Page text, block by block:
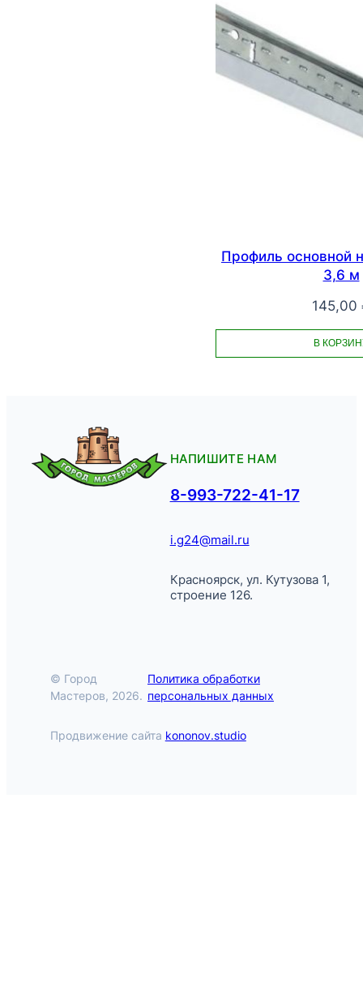
Профиль основной
3,6 м
145,00
В
НАПИШИТЕ НАМ
8-993-722-41-17
i.g24@mail.ru
Красноярск, ул. Кутузова 1,
строение 126.
© Город
Мастеров, 2026.
Политика обработки
персональных данных
Продвижение сайта kononov.studio